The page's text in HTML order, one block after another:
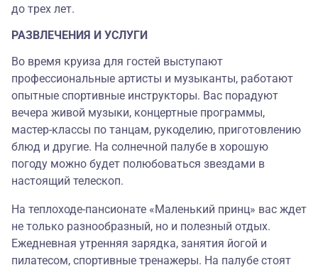
до трех лет.
РАЗВЛЕЧЕНИЯ И УСЛУГИ
Во время круиза для гостей выступают
профессиональные артисты и музыканты, работают
опытные спортивные инструкторы. Вас порадуют
вечера живой музыки, концертные программы,
мастер-классы по танцам, рукоделию, приготовлению
блюд и другие. На солнечной палубе в хорошую
погоду можно будет полюбоваться звездами в
настоящий телескоп.
На теплоходе-пансионате «Маленький принц» вас ждет
не только разнообразный, но и полезный отдых.
Ежедневная утренняя зарядка, занятия йогой и
пилатесом, спортивные тренажеры. На палубе стоят